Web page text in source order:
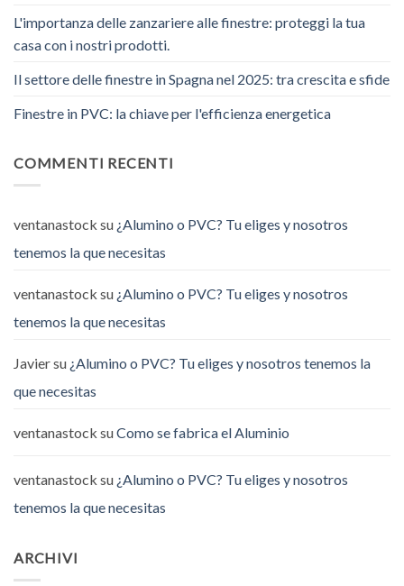
L'importanza delle zanzariere alle finestre: proteggi la tua
casa con i nostri prodotti.
Il settore delle finestre in Spagna nel 2025: tra crescita e sfide
Finestre in PVC: la chiave per l'efficienza energetica
COMMENTI RECENTI
ventanastock su ¿Alumino o PVC? Tu eliges y nosotros
tenemos la que necesitas
ventanastock su ¿Alumino o PVC? Tu eliges y nosotros
tenemos la que necesitas
Javiersu ¿Alumino o PVC? Tu eliges y nosotros tenemos la
que necesitas
ventanastock suComo se fabrica el Aluminio
ventanastock su ¿Alumino o PVC? Tu eliges y nosotros
tenemos la que necesitas
ARCHIVI